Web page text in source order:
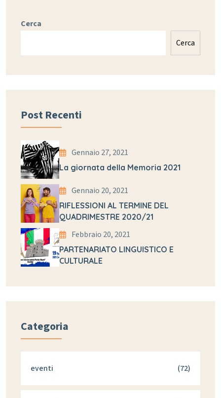
Cerca
Cerca
Post Recenti
Gennaio 27, 2021
La giornata della Memoria 2021
Gennaio 20, 2021
RIFLESSIONI AL TERMINE DEL
QUADRIMESTRE 2020/21
Febbraio 20, 2021
PARTENARIATO LINGUISTICO E
CULTURALE
Categoria
eventi (72)